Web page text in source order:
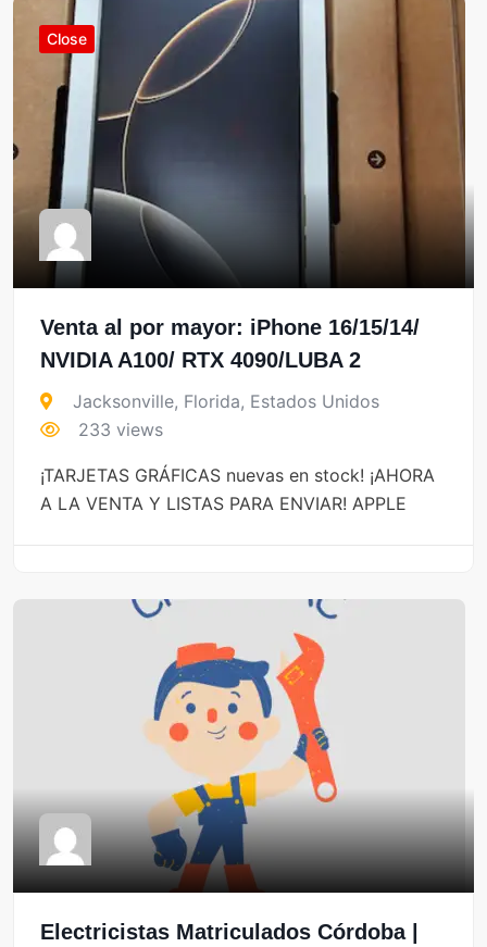
Close
Venta al por mayor: iPhone 16/15/14/
NVIDIA A100/ RTX 4090/LUBA 2
Jacksonville, Florida, Estados Unidos
233 views
¡TARJETAS GRÁFICAS nuevas en stock! ¡AHORA
A LA VENTA Y LISTAS PARA ENVIAR! APPLE
Electricistas Matriculados Córdoba |